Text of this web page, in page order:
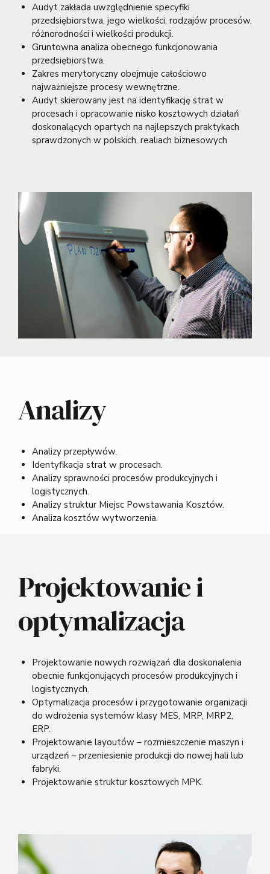
Audyt zakłada uwzględnienie specyfiki
przedsiębiorstwa, jego wielkości, rodzajów procesów,
różnorodności i wielkości produkcji.
Gruntowna analiza obecnego funkcjonowania
przedsiębiorstwa.
Zakres merytoryczny obejmuje całościowo
najważniejsze procesy wewnętrzne.
Audyt skierowany jest na identyfikację strat w
procesach i opracowanie nisko kosztowych działań
doskonalących opartych na najlepszych praktykach
sprawdzonych w polskich. realiach biznesowych
Analizy
Analizy przepływów.
Identyfikacja strat w procesach.
Analizy sprawności procesów produkcyjnych i
logistycznych.
Analizy struktur Miejsc Powstawania Kosztów.
Analiza kosztów wytworzenia.
Projektowanie i
optymalizacja
Projektowanie nowych rozwiązań dla doskonalenia
obecnie funkcjonujących procesów produkcyjnych i
logistycznych.
Optymalizacja procesów i przygotowanie organizacji
do wdrożenia systemów klasy MES, MRP, MRP2,
ERP.
Projektowanie layoutów – rozmieszczenie maszyn i
urządzeń – przeniesienie produkcji do nowej hali lub
fabryki.
Projektowanie struktur kosztowych MPK.